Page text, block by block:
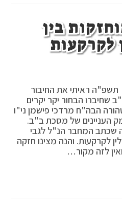
בין
לקרקעות
את החיבור
הבחור יקר יקרים
הבה"ח מרדכי פישמן ני"ו
העניינים של מסכת ב"ב.
שכתב המחבר הנ"ל לגבי
לקרקעות. והנה מצינו חזקה
לזה מקור…